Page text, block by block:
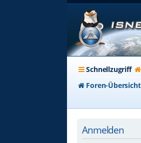
Schnellzugriff
Foren-Übersicht
Anmelden